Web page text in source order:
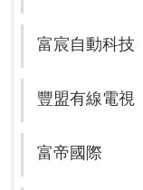
富宸自動科技
豐盟有線電視
富帝國際